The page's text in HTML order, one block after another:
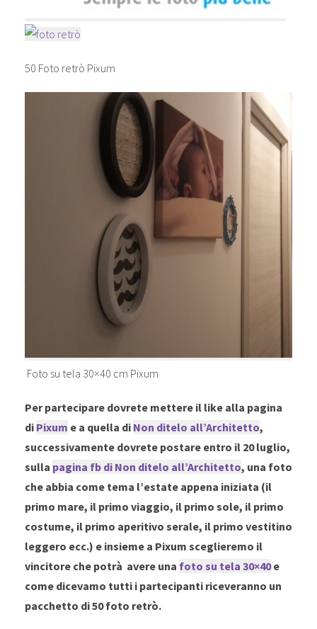
50 Foto retrò Pixum
Foto su tela 30×40 cm Pixum
Per partecipare dovrete mettere il like alla pagina
di Pixum e a quella di Non ditelo all’Architetto,
successivamente dovrete postare entro il 20 luglio,
sulla pagina fb di Non ditelo all’Architetto, una foto
che abbia come tema l’estate appena iniziata (il
primo mare, il primo viaggio, il primo sole, il primo
costume, il primo aperitivo serale, il primo vestitino
leggero ecc.) e insieme a Pixum sceglieremo il
vincitore che potrà avere una foto su tela 30×40e
come dicevamo tutti i partecipanti riceveranno un
pacchetto di 50 foto retrò.